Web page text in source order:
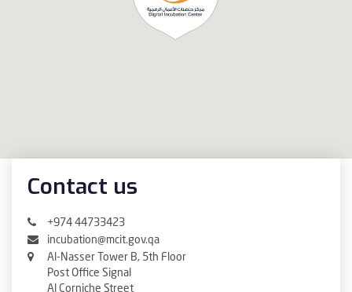
Contact us
+974 44733423
incubation@mcit.gov.qa
Al-Nasser Tower B, 5th Floor
Post Office Signal
Al Corniche Street